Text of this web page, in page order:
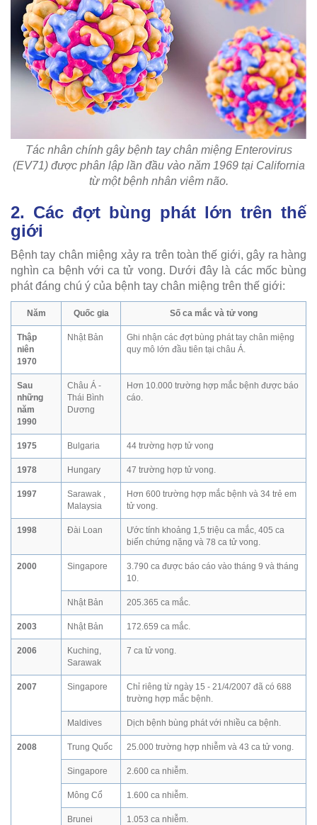
Tác nhân chính gây bệnh tay chân miệng Enterovirus
(EV71) được phân lập lần đầu vào năm 1969 tại California
từ một bệnh nhân viêm não.
2. Các đợt bùng phát lớn trên thế
giới
Bệnh tay chân miệng xảy ra trên toàn thế giới, gây ra hàng
nghìn ca bệnh với ca tử vong. Dưới đây là các mốc bùng
phát đáng chú ý của bệnh tay chân miệng trên thế giới:
Năm Quốc gia Số ca mắc và tử vong
Thập
niên
1970
Nhật Bản
Ghi nhận các đợt bùng phát tay chân miệng
quy mô lớn đầu tiên tại châu Á.
Sau
những
năm
1990
Châu Á -
Thái Bình
Dương
Hơn 10.000 trường hợp mắc bệnh được báo
cáo.
1975 Bulgaria 44 trường hợp tử vong
1978 Hungary 47 trường hợp tử vong.
1997
Sarawak ,
Malaysia
Hơn 600 trường hợp mắc bệnh và 34 trẻ em
tử vong.
1998 Đài Loan
Ước tính khoảng 1,5 triệu ca mắc, 405 ca
biến chứng nặng và 78 ca tử vong.
2000 Singapore
3.790 ca được báo cáo vào tháng 9 và tháng
10.
Nhật Bản 205.365 ca mắc.
2003 Nhật Bản 172.659 ca mắc.
2006
Kuching,
Sarawak
7 ca tử vong.
2007 Singapore
Chỉ riêng từ ngày 15 - 21/4/2007 đã có 688
trường hợp mắc bệnh.
Maldives Dịch bệnh bùng phát với nhiều ca bệnh.
2008 Trung Quốc 25.000 trường hợp nhiễm và 43 ca tử vong.
Singapore 2.600 ca nhiễm.
Mông Cổ 1.600 ca nhiễm.
Brunei 1.053 ca nhiễm.